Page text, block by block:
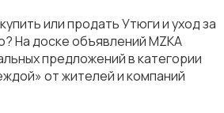
или продать Утюги и уход за
На доске объявлений MZKA
предложений в категории
от жителей и компаний